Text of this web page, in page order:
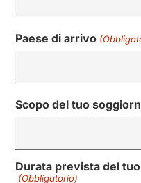
Paese di arrivo
Scopo del tuo
Durata prevista del
(Obbligatorio)